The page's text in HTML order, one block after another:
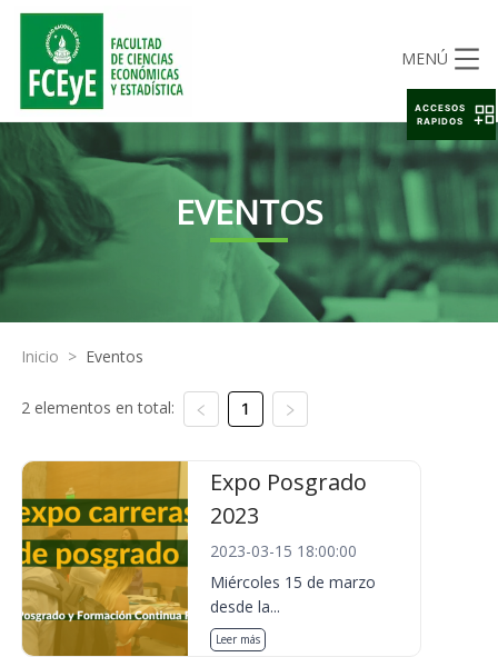
MENÚ
EVENTOS
Inicio > Eventos
2 elementos en total: 1
Expo Posgrado
2023
2023-03-15 18:00:00
Miércoles 15 de marzo
desde la...
Leer más
ACCESOS
RAPIDOS